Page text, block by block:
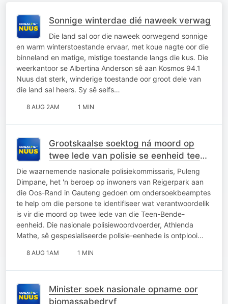
Sonnige winterdae dié naweek verwag
Die land sal oor die naweek oorwegend sonnige
en warm winterstoestande ervaar, met koue nagte oor die
binneland en matige, mistige toestande langs die kus. Die
weerkantoor se Albertina Anderson sê aan Kosmos 94.1
Nuus dat sterk, winderige toestande oor groot dele van
die land sal heers. Sy sê selfs…
8 AUG 2AM 1 MIN
Grootskaalse soektog ná moord op
twee lede van polisie se eenheid teen
bendemisdaad
Die waarnemende nasionale polisiekommissaris, Puleng
Dimpane, het 'n beroep op inwoners van Reigerpark aan
die Oos-Rand in Gauteng gedoen om ondersoekbeamptes
te help om die persone te identifiseer wat verantwoordelik
is vir die moord op twee lede van die Teen-Bende-
eenheid. Die nasionale polisiewoordvoerder, Athlenda
Mathe, sê gespesialiseerde polisie-eenhede is ontplooi…
8 AUG 1AM 1 MIN
Minister soek nasionale opname oor
biomassabedryf